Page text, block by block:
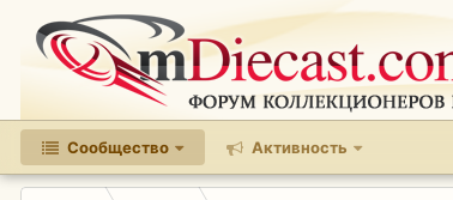
Сообщество Активность